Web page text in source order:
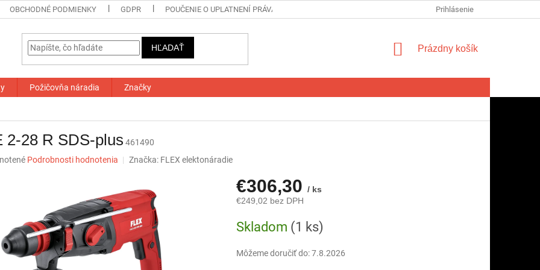
OBCHODNÉ PODMIENKY GDPR POUČENIE O UPLATNENÍ PRÁVA SPOTREBITEĽA NA ODSTÚPENIE OD ZMLUVY FORMULÁR NA
Prihlásenie
HĽADAŤ
NÁKUPNÝ
Prázdny košík
Požičovňa náradia Značky
2-28 R SDS-plus 461490
Podrobnosti hodnotenia Značka: FLEX elektonáradie
€306,30 / ks
€249,02 bez DPH
cena:
Skladom (1 ks)
Môžeme doručiť do: 7.8.2026